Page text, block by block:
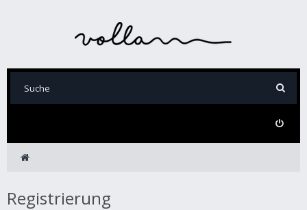
Registrierung